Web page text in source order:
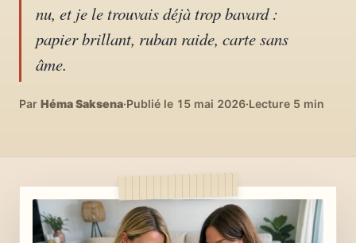
04 Lifestyle & déco
DIY, intérieurs, bonheur
05
À propos
Qui est Héma ?
nu, et je le trouvais déjà trop bavard :
papier brillant, ruban raide, carte sans
âme.
Par Héma Saksena·Publié le 15 mai 2026·Lecture 5 min